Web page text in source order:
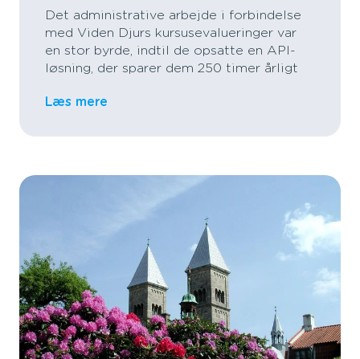
Det administrative arbejde i forbindelse
med Viden Djurs kursusevalueringer var
en stor byrde, indtil de opsatte en API-
løsning, der sparer dem 250 timer årligt
Læs mere